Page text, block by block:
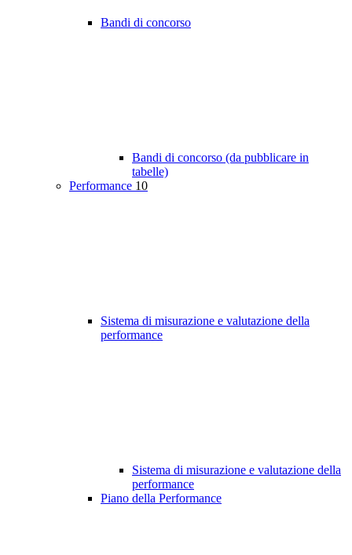
Bandi di concorso
Bandi di concorso (da pubblicare in
tabelle)
Performance 10
Sistema di misurazione e valutazione della
performance
Sistema di misurazione e valutazione della
performance
Piano della Performance